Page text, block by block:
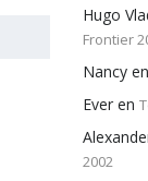
Hugo
Frontier
Nancy en
Ever en
2002